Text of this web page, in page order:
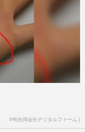
PR(合同会社デジタルファーム )